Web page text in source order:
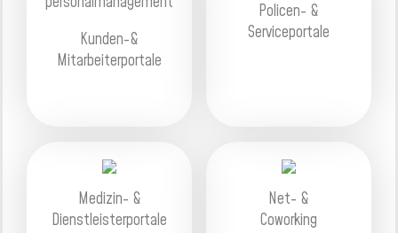
Kunden-&
Mitarbeiterportale
Policen- &
Serviceportale
Medizin- &
Dienstleisterportale
Net- &
Coworking